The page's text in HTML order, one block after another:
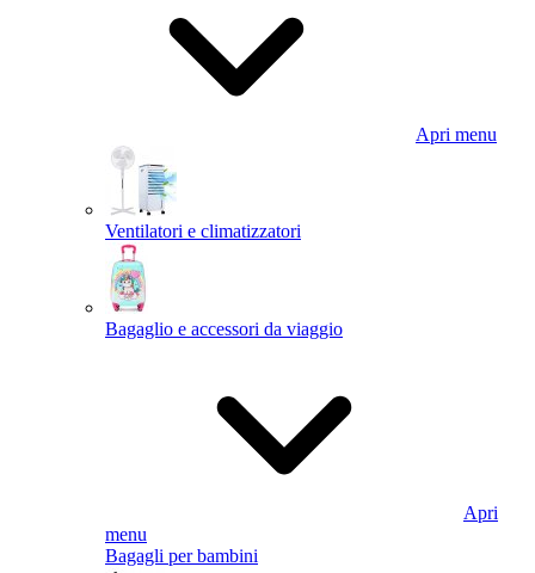
Apri menu
Ventilatori e climatizzatori
Bagaglio e accessori da viaggio
Apri
menu
Bagagli per bambini